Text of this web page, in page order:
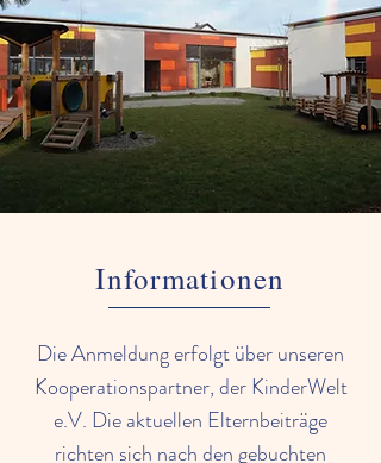
Informationen
Die Anmeldung erfolgt über unseren
Kooperationspartner, der KinderWelt
e.V. Die aktuellen Elternbeiträge
richten sich nach den gebuchten